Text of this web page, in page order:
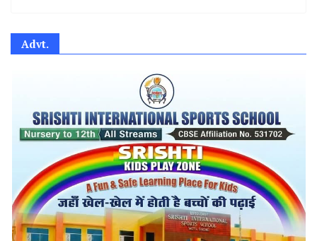
Advt.